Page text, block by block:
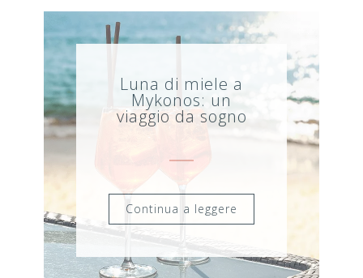
Luna di miele a
Mykonos: un
viaggio da sogno
Continua a leggere